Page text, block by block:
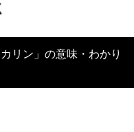
カリン」の意味・わかり